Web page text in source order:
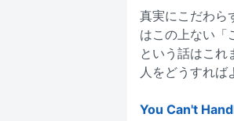
真実にこだわら
はこの上ない「
という話はこれ
人をどうすれば
You Can't